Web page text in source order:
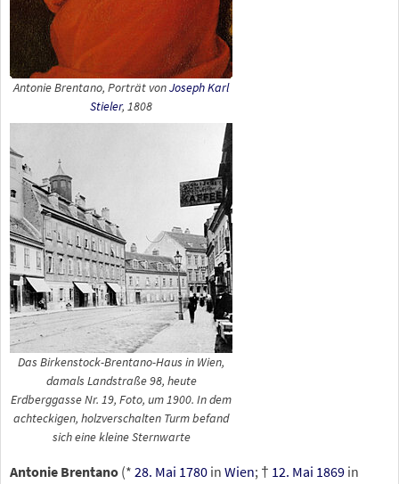
Antonie Brentano, Porträt vonJoseph Karl
Stieler, 1808
Das Birkenstock-Brentano-Haus in Wien,
damals Landstraße 98, heute
Erdberggasse Nr. 19, Foto, um 1900. In dem
achteckigen, holzverschalten Turm befand
sich eine kleine Sternwarte
Antonie Brentano (* 28. Mai 1780 in Wien; † 12. Mai 1869 in